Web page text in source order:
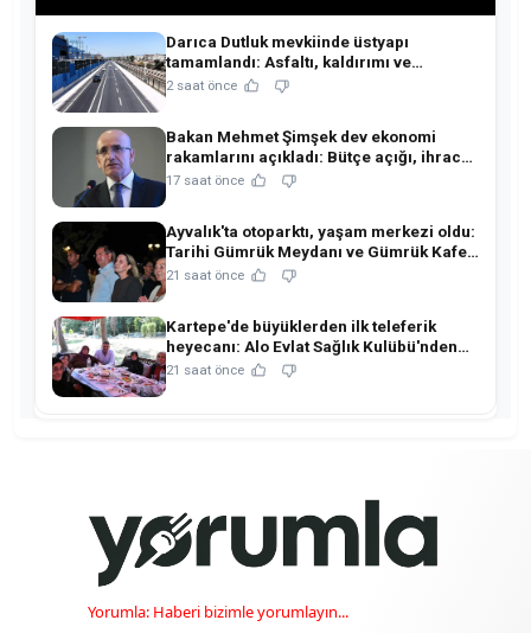
Darıca Dutluk mevkiinde üstyapı
tamamlandı: Asfaltı, kaldırımı ve
aydınlatmasıyla yenilendi!
2 saat önce
Bakan Mehmet Şimşek dev ekonomi
rakamlarını açıkladı: Bütçe açığı, ihracat
ve rezervlerde kritik tablo!
17 saat önce
Ayvalık'ta otoparktı, yaşam merkezi oldu:
Tarihi Gümrük Meydanı ve Gümrük Kafe
açıldı!
21 saat önce
Kartepe'de büyüklerden ilk teleferik
heyecanı: Alo Evlat Sağlık Kulübü'nden
anlamlı buluşma!
21 saat önce
Yorumla: Haberi bizimle yorumlayın...